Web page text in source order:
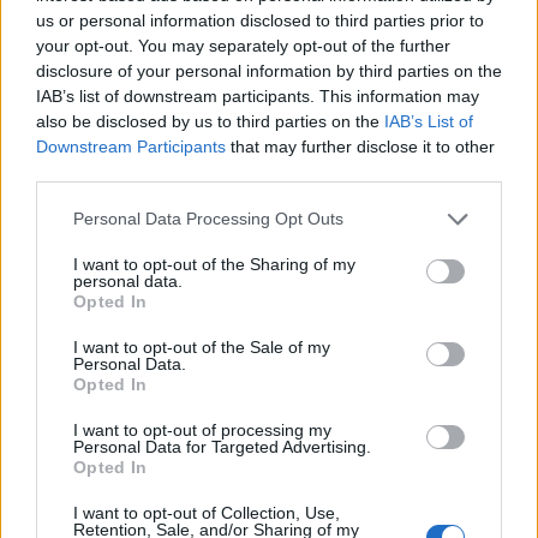
us or personal information disclosed to third parties prior to
your opt-out. You may separately opt-out of the further
disclosure of your personal information by third parties on the
IAB’s list of downstream participants. This information may
also be disclosed by us to third parties on the IAB’s List of
Downstream Participants that may further disclose it to other
Personal Data Processing Opt Outs
I want to opt-out of the Sharing of my
personal data.
Opted In
I want to opt-out of the Sale of my
Personal Data.
Opted In
I want to opt-out of processing my
Personal Data for Targeted Advertising.
Opted In
I want to opt-out of Collection, Use,
Retention, Sale, and/or Sharing of my
08/08/2026 - 14:08 ΕΛΛΑΔΑ
Ειδικό Χωροταξικό για τον Τουρισμό: Οι νέοι
κανόνες για επενδύσεις, νησιά και προορισμούς υπό
πίεση
08/08/2026 - 13:21 ΤΟΥΡΙΣΜΟΣ
από τον e-ΕΦΚΑ και τη ΔΥΠΑ έως τις 14 Αυγούστου
Οι Hamilton Reserve Bank και SEE Capital
μάρκετινγκ
08/08/2026 - 13:44
Χρηματιστήριο Αθηνών: Εβδομαδιαία άνοδος
1,76%, κέρδη 23,31% από τις αρχές του έτους
Διευρύνεται η πρωτοβουλία για τις τιμές στο ράφι